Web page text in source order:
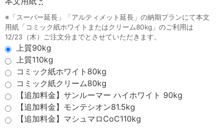
※「スーパー延長」「アルティメット延長」の納期プランにて本文
用紙「コミック紙ホワイトまたはクリーム80kg」のご利用は
12/23（木）ご注文分までとさせていただきます。
上質90kg
上質110kg
コミック紙ホワイト80kg
コミック紙クリーム80kg
【追加料金】サンルーマー ハイホワイト 90kg
【追加料金】モンテシオン81.5kg
【追加料金】マシュマロCoC110kg